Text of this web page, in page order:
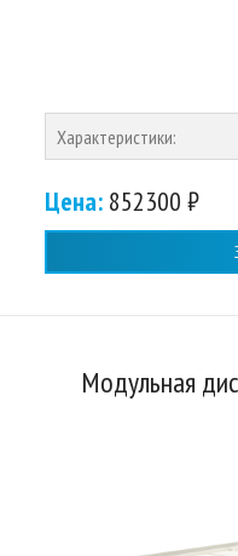
Характеристики:
Цена: 852300 ₽
Модульная